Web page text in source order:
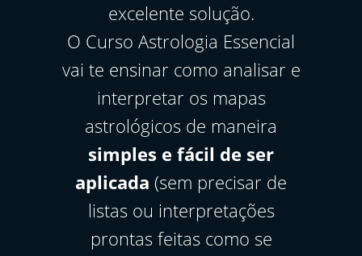
sonhamos. O curso desmistifica a
interpretação padronizada e reducionista,
do tipo "sonhar com isto significa aquilo",
colocando ênfase no sonhador, sem deixar
de lado alguns simbolismos universais,
que devem ser contextualizados dentro do
universo do sonhador. As mensagens dos
inconscientes e devem ser respeitados e
trazidos à consciência. A analise de
sonhos proposta por Jung é bastante
efetiva neste resgate
excelente solução.
O Curso Astrologia Essencial
vai te ensinar como analisar e
interpretar os mapas
astrológicos de maneira
simples e fácil de ser
aplicada (sem precisar de
listas ou interpretações
prontas feitas como se